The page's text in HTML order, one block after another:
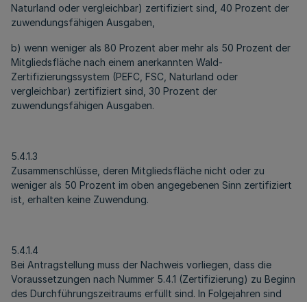
Naturland oder vergleichbar) zertifiziert sind, 40 Prozent der
zuwendungsfähigen Ausgaben,
b) wenn weniger als 80 Prozent aber mehr als 50 Prozent der
Mitgliedsfläche nach einem anerkannten Wald-
Zertifizierungssystem (PEFC, FSC, Naturland oder
vergleichbar) zertifiziert sind, 30 Prozent der
zuwendungsfähigen Ausgaben.
5.4.1.3
Zusammenschlüsse, deren Mitgliedsfläche nicht oder zu
weniger als 50 Prozent im oben angegebenen Sinn zertifiziert
ist, erhalten keine Zuwendung.
5.4.1.4
Bei Antragstellung muss der Nachweis vorliegen, dass die
Voraussetzungen nach Nummer 5.4.1 (Zertifizierung) zu Beginn
des Durchführungszeitraums erfüllt sind. In Folgejahren sind